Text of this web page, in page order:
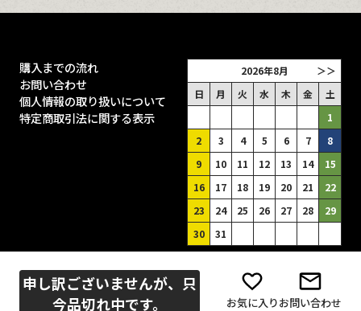
申し訳ございませんが、只
今品切れ中です。
お気に入りお問い合わせ
購入までの流れ
お問い合わせ
個人情報の取り扱いについて
特定商取引法に関する表示
＞＞
2026年8月
日
月 火 水 木 金
土
1
2
3 4 5 6 7
8
9
10 11 12 13 14
15
16
17 18 19 20 21
22
23
24 25 26 27 28
29
30
31